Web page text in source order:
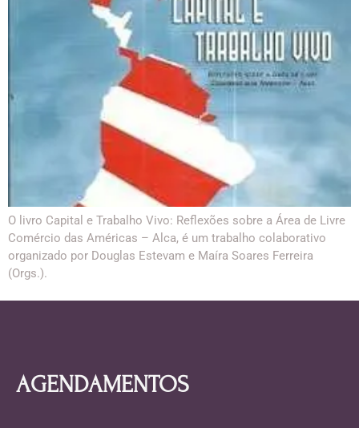
O livro Capital e Trabalho Vivo: Reflexões sobre a Área de Livre
Comércio das Américas – Alca, é um trabalho colaborativo
organizado por Douglas Estevam e Maíra Soares Ferreira
(Orgs.).
AGENDAMENTOS